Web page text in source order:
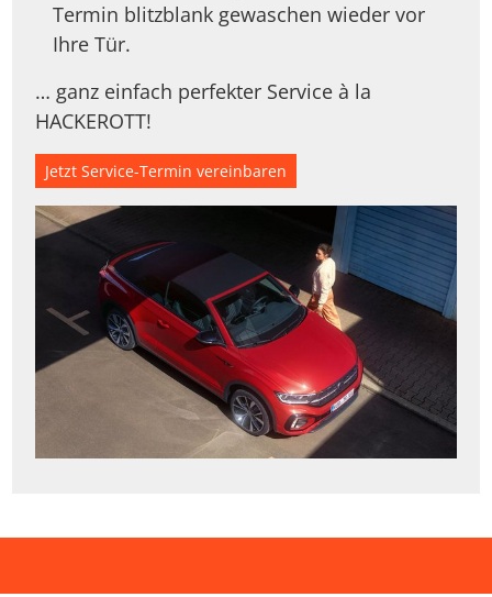
Termin blitzblank gewaschen wieder vor
Ihre Tür.
… ganz einfach perfekter Service à la
HACKEROTT!
Jetzt Service-Termin vereinbaren